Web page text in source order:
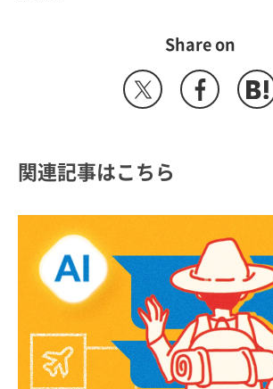
Share on
関連記事はこちら